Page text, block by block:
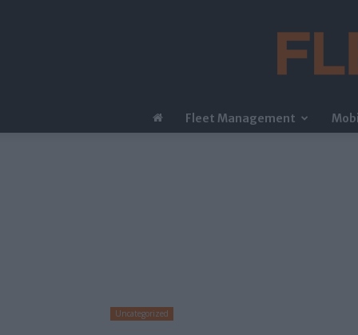
Fleet Management
Uncategorized